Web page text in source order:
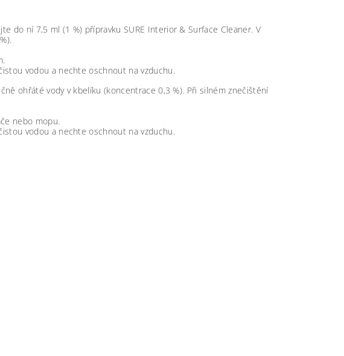
do ní 7,5 ml (1 %) přípravku SURE Interior & Surface Cleaner. V
vodou a nechte oschnout na vzduchu.
ohřáté vody v kbelíku (koncentrace 0,3 %). Při silném znečištění
nebo mopu.
vodou a nechte oschnout na vzduchu.